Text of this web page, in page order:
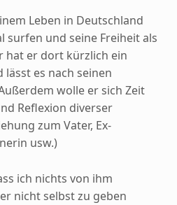
Leben in Deutschland
surfen und seine Freiheit als
hat er dort kürzlich ein
es nach seinen
wolle er sich Zeit
Reflexion diverser
zum Vater, Ex-
usw.)
ich nichts von ihm
nicht selbst zu geben